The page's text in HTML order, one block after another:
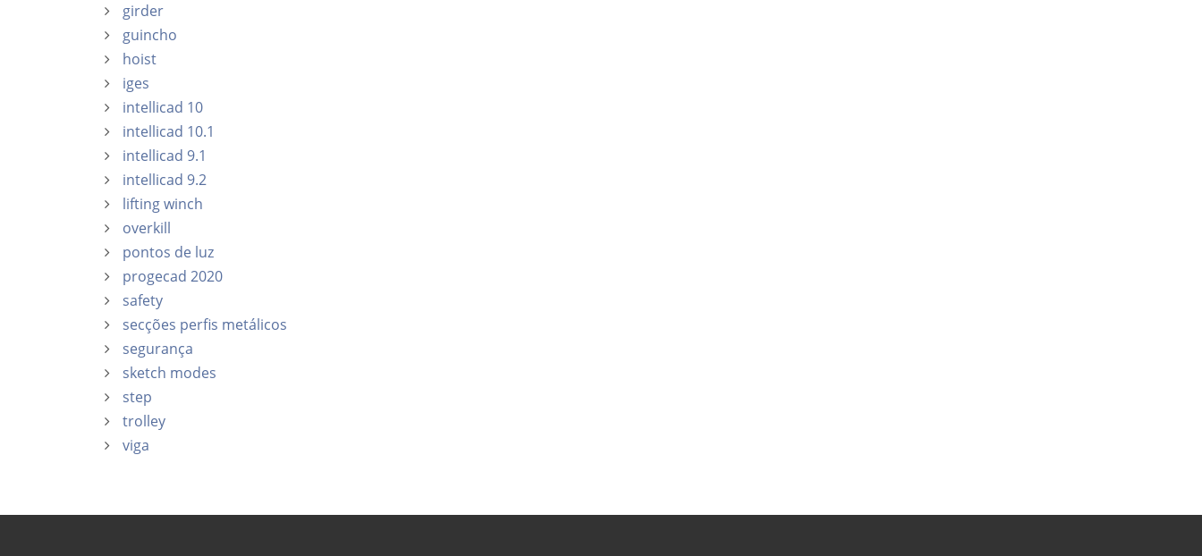
girder
guincho
hoist
iges
intellicad 10
intellicad 10.1
intellicad 9.1
intellicad 9.2
lifting winch
overkill
pontos de luz
progecad 2020
safety
secções perfis metálicos
segurança
sketch modes
step
trolley
viga